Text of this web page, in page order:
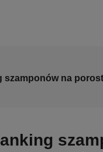
szamponów na